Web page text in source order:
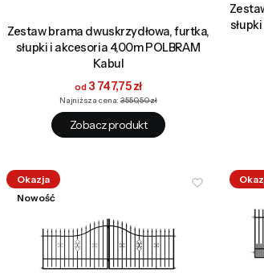
Zestaw brama dwuskrzydłowa, furtka,
słupki i akcesoria 4,00m POLBRAM
Kabul
Cena promocyjna
3 747,75 zł
Najniższa cena: 3 550,50 zł
Zobacz produkt
Okazja
Nowość